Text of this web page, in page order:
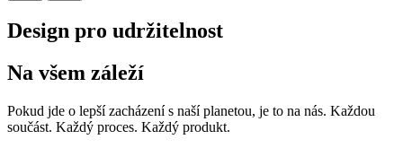
Design pro udržitelnost
Na všem záleží
Pokud jde o lepší zacházení s naší planetou, je to na nás. Každou
součást. Každý proces. Každý produkt.